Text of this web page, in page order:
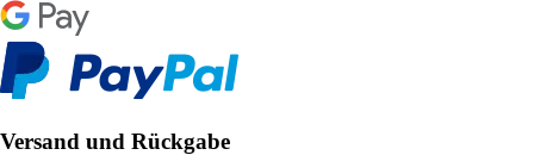
Versand und Rückgabe